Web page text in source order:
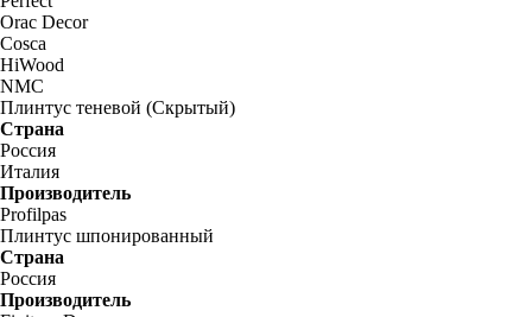
Orac Decor
Cosca
HiWood
NMC
Плинтус теневой (Скрытый)
Страна
Россия
Италия
Производитель
Profilpas
Плинтус шпонированный
Страна
Россия
Производитель